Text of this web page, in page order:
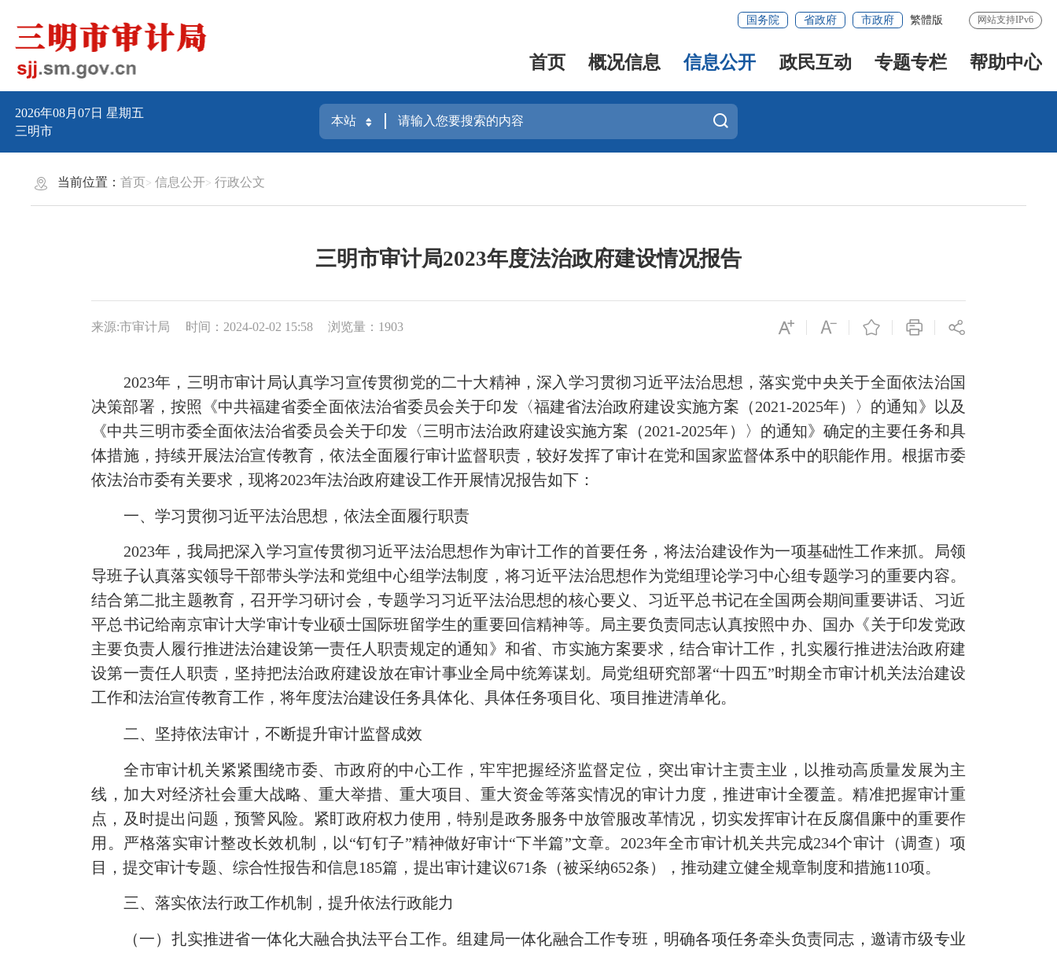
国务院 省政府 市政府 繁體版 网站支持IPv6
首页 概况信息 信息公开 政民互动 专题专栏 帮助中心
2026年08月07日星期五
三明市
当前位置：首页 信息公开 行政公文
三明市审计局2023年度法治政府建设情况报告
来源:市审计局 时间：2024-02-02 15:58 浏览量：1903
2023年，三明市审计局认真学习宣传贯彻党的二十大精神，深入学习贯彻习近平法治思想，落实党中央关于全面依法治国
决策部署，按照《中共福建省委全面依法治省委员会关于印发〈福建省法治政府建设实施方案（2021-2025年）〉的通知》以及
《中共三明市委全面依法治省委员会关于印发〈三明市法治政府建设实施方案（2021-2025年）〉的通知》确定的主要任务和具
体措施，持续开展法治宣传教育，依法全面履行审计监督职责，较好发挥了审计在党和国家监督体系中的职能作用。根据市委
依法治市委有关要求，现将2023年法治政府建设工作开展情况报告如下：
一、学习贯彻习近平法治思想，依法全面履行职责
2023年，我局把深入学习宣传贯彻习近平法治思想作为审计工作的首要任务，将法治建设作为一项基础性工作来抓。局领
导班子认真落实领导干部带头学法和党组中心组学法制度，将习近平法治思想作为党组理论学习中心组专题学习的重要内容。
结合第二批主题教育，召开学习研讨会，专题学习习近平法治思想的核心要义、习近平总书记在全国两会期间重要讲话、习近
平总书记给南京审计大学审计专业硕士国际班留学生的重要回信精神等。局主要负责同志认真按照中办、国办《关于印发党政
主要负责人履行推进法治建设第一责任人职责规定的通知》和省、市实施方案要求，结合审计工作，扎实履行推进法治政府建
设第一责任人职责，坚持把法治政府建设放在审计事业全局中统筹谋划。局党组研究部署“十四五”时期全市审计机关法治建设
工作和法治宣传教育工作，将年度法治建设任务具体化、具体任务项目化、项目推进清单化。
二、坚持依法审计，不断提升审计监督成效
全市审计机关紧紧围绕市委、市政府的中心工作，牢牢把握经济监督定位，突出审计主责主业，以推动高质量发展为主
线，加大对经济社会重大战略、重大举措、重大项目、重大资金等落实情况的审计力度，推进审计全覆盖。精准把握审计重
点，及时提出问题，预警风险。紧盯政府权力使用，特别是政务服务中放管服改革情况，切实发挥审计在反腐倡廉中的重要作
用。严格落实审计整改长效机制，以“钉钉子”精神做好审计“下半篇”文章。2023年全市审计机关共完成234个审计（调查）项
目，提交审计专题、综合性报告和信息185篇，提出审计建议671条（被采纳652条），推动建立健全规章制度和措施110项。
三、落实依法行政工作机制，提升依法行政能力
（一）扎实推进省一体化大融合执法平台工作。组建局一体化融合工作专班，明确各项任务牵头负责同志，邀请市级专业